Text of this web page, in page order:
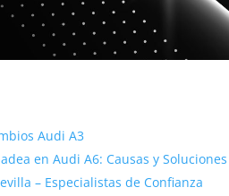
Audi A3
en Audi A6: Causas y Soluciones
– Especialistas de Confianza